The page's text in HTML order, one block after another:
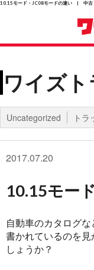
10.15モード・JC08モードの違い | 中古
ワイズ
Uncategorized ト
2017.07.20
10.15モー
自動車のカタログ
書かれているのを
しょうか？